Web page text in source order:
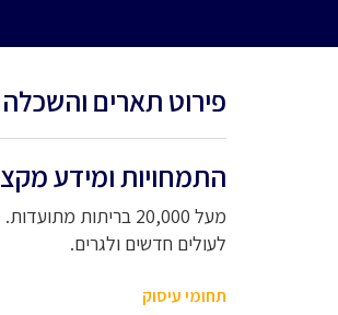
פירוט תארים והשכלה
התמחויות ומידע
מעל 20,000 בריתות
לעולים חדשים ולגרים.
תחומי עיסוק